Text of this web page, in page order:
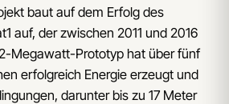
baut auf dem Erfolg des
auf, der zwischen 2011 und 2016
Megawatt-Prototyp hat über fünf
erfolgreich Energie erzeugt und
darunter bis zu 17 Meter